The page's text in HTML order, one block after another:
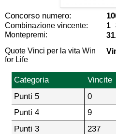
Concorso numero:
Combinazione vincente:
1
Montepremi:
Quote Vinci per la vita Win
for Life
Categoria Vincite
Punti 5
0
Punti 4
9
Punti 3
237